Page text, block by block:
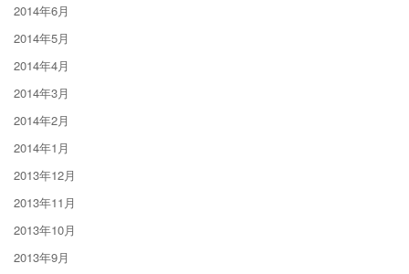
2014年6月
2014年5月
2014年4月
2014年3月
2014年2月
2014年1月
2013年12月
2013年11月
2013年10月
2013年9月